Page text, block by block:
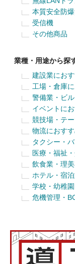
本質安全防
受信機
その他商品
業種・用途から探
建設業にお
工場・倉庫
警備業・ビ
イベントに
競技場・テ
物流におす
タクシー・
医療・福祉
飲食業・理
ホテル・宿
学校・幼稚
危機管理・